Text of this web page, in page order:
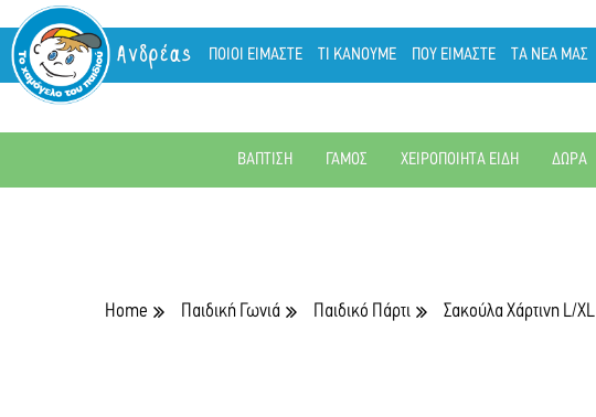
Ανδρέας ΠΟΙΟΙ ΕΙΜΑΣΤΕ ΤΙ ΚΑΝΟΥΜΕ ΠΟΥ ΕΙΜΑΣΤΕ ΤΑ ΝΕΑ ΜΑΣ
ΒΑΠΤΙΣΗ ΓΑΜΟΣ ΧΕΙΡΟΠΟΙΗΤΑ ΕΙΔΗ ΔΩΡΑ
Home Παιδική Γωνιά Παιδικό Πάρτι Σακούλα Χάρτινη L/XL